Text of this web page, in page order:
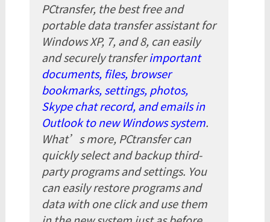
PCtransfer, the best free and
portable data transfer assistant for
Windows XP, 7, and 8, can easily
and securely transferimportant
documents, files, browser
bookmarks, settings, photos,
Skype chat record, and emails in
Outlook to new Windows system.
What’s more, PCtransfer can
quickly select and backup third-
party programs and settings. You
can easily restore programs and
data with one click and use them